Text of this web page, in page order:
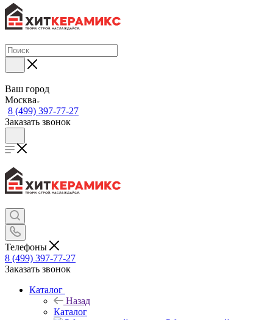
Ваш город
Москва
8 (499) 397-77-27
Заказать звонок
Телефоны
8 (499) 397-77-27
Заказать звонок
Каталог
Назад
Каталог